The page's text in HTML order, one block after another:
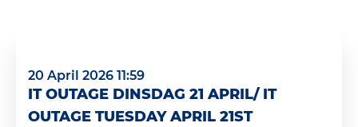
20 April 2026 11:59
IT OUTAGE DINSDAG 21 APRIL/ IT
OUTAGE TUESDAY APRIL 21ST